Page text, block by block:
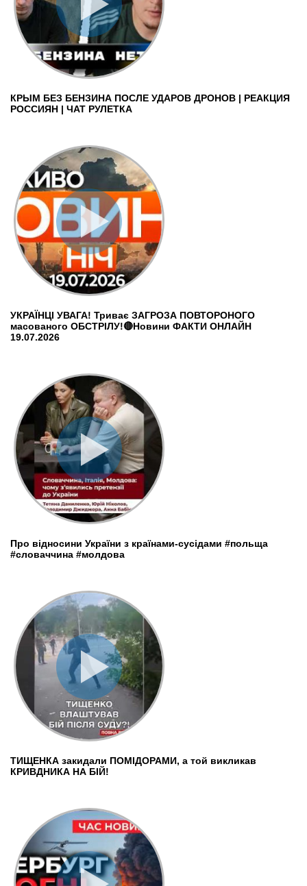
КРЫМ БЕЗ БЕНЗИНА ПОСЛЕ УДАРОВ ДРОНОВ | РЕАКЦИЯ
РОССИЯН | ЧАТ РУЛЕТКА
УКРАЇНЦІ УВАГА! Триває ЗАГРОЗА ПОВТОРОНОГО
масованого ОБСТРІЛУ!🔴Новини ФАКТИ ОНЛАЙН
19.07.2026
Про відносини України з країнами-сусідами #польща
#словаччина #молдова
ТИЩЕНКА закидали ПОМІДОРАМИ, а той викликав
КРИВДНИКА НА БІЙ!